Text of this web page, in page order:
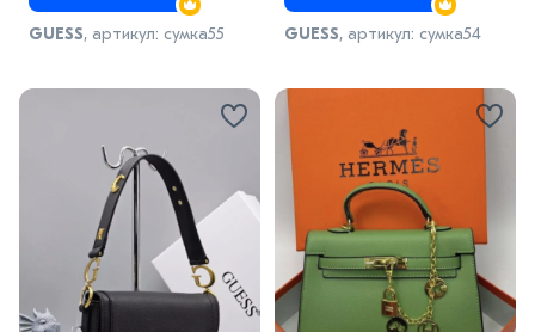
GUESS, артикул: сумка55 GUESS, артикул: сумка54